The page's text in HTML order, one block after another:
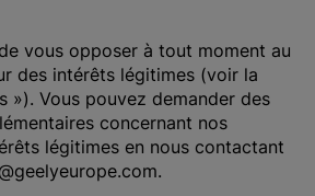
vous opposer à tout moment au
des intérêts légitimes (voir la
»). Vous pouvez demander des
concernant nos
légitimes en nous contactant